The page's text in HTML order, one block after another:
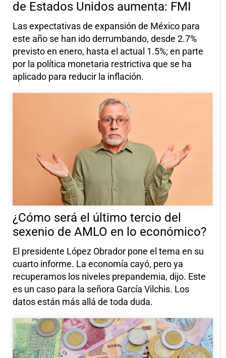
de Estados Unidos aumenta: FMI
Las expectativas de expansión de México para
este año se han ido derrumbando, desde 2.7%
previsto en enero, hasta el actual 1.5%; en parte
por la política monetaria restrictiva que se ha
aplicado para reducir la inflación.
¿Cómo será el último tercio del
sexenio de AMLO en lo económico?
El presidente López Obrador pone el tema en su
cuarto informe. La economía cayó, pero ya
recuperamos los niveles prepandemia, dijo. Este
es un caso para la señora García Vilchis. Los
datos están más allá de toda duda.